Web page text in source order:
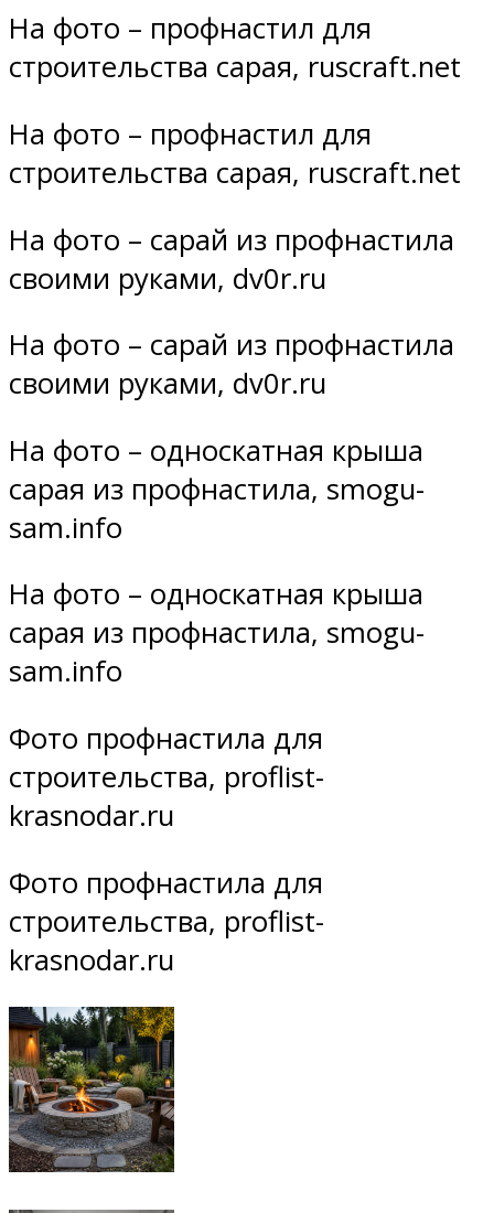
На фото – профнастил для
строительства сарая, ruscraft.net
На фото – профнастил для
строительства сарая, ruscraft.net
На фото – сарай из профнастила
своими руками, dv0r.ru
На фото – сарай из профнастила
своими руками, dv0r.ru
На фото – односкатная крыша
сарая из профнастила, smogu-
sam.info
На фото – односкатная крыша
сарая из профнастила, smogu-
sam.info
Фото профнастила для
строительства, proflist-
krasnodar.ru
Фото профнастила для
строительства, proflist-
krasnodar.ru